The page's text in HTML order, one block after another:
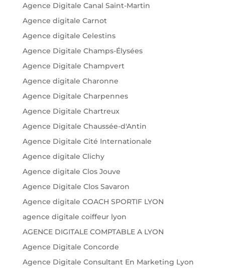
Agence Digitale Canal Saint-Martin
Agence digitale Carnot
Agence digitale Celestins
Agence Digitale Champs-Élysées
Agence Digitale Champvert
Agence digitale Charonne
Agence Digitale Charpennes
Agence Digitale Chartreux
Agence Digitale Chaussée-d'Antin
Agence Digitale Cité Internationale
Agence digitale Clichy
Agence digitale Clos Jouve
Agence Digitale Clos Savaron
Agence digitale COACH SPORTIF LYON
agence digitale coiffeur lyon
AGENCE DIGITALE COMPTABLE A LYON
Agence Digitale Concorde
Agence Digitale Consultant En Marketing Lyon